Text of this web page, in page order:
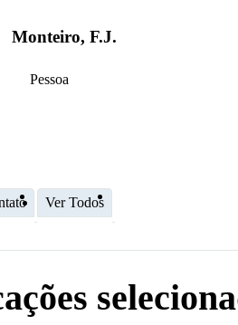
Monteiro, F.J.
Pessoa
Ver Todos